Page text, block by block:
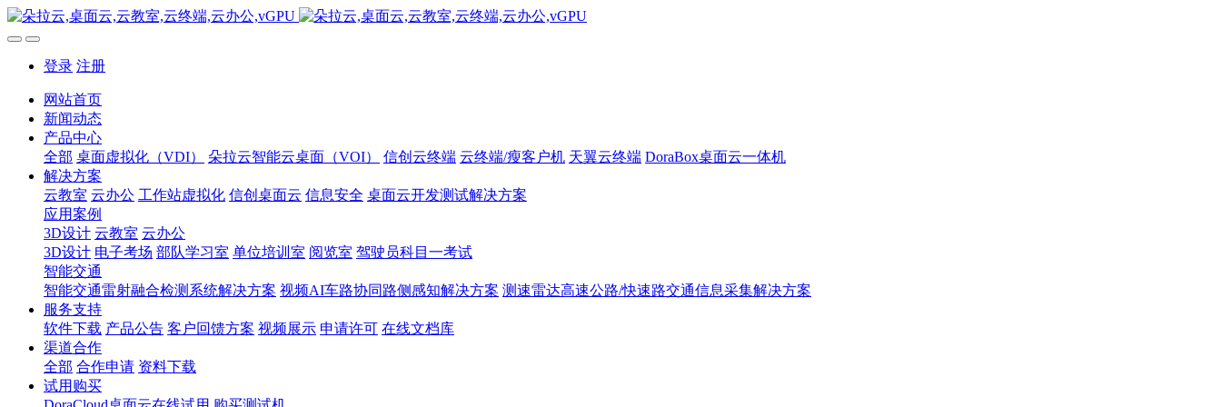
登录 注册
网站首页
新闻动态
产品中心
全部 桌面虚拟化（VDI） 朵拉云智能云桌面（VOI） 信创云终端 云终端/瘦客户机 天翼云终端 DoraBox桌面云一体机
解决方案
云教室 云办公 工作站虚拟化 信创桌面云 信息安全 桌面云开发测试解决方案
应用案例
3D设计 云教室 云办公
3D设计 电子考场 部队学习室 单位培训室 阅览室 驾驶员科目一考试
智能交通
智能交通雷射融合检测系统解决方案 视频AI车路协同路侧感知解决方案 测速雷达高速公路/快速路交通信息采集解决方案
服务支持
软件下载 产品公告 客户回馈方案 视频展示 申请许可 在线文档库
渠道合作
全部 合作申请 资料下载
试用购买